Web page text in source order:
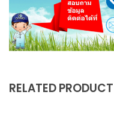
RELATED